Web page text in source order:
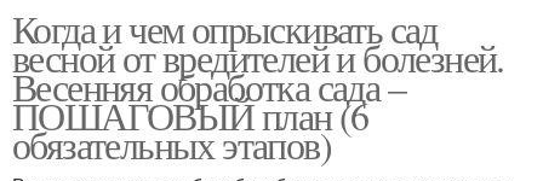
Когда и чем опрыскивать сад
весной от вредителей и болезней.
Весенняя обработка сада –
ПОШАГОВЫЙ план (6
обязательных этапов)